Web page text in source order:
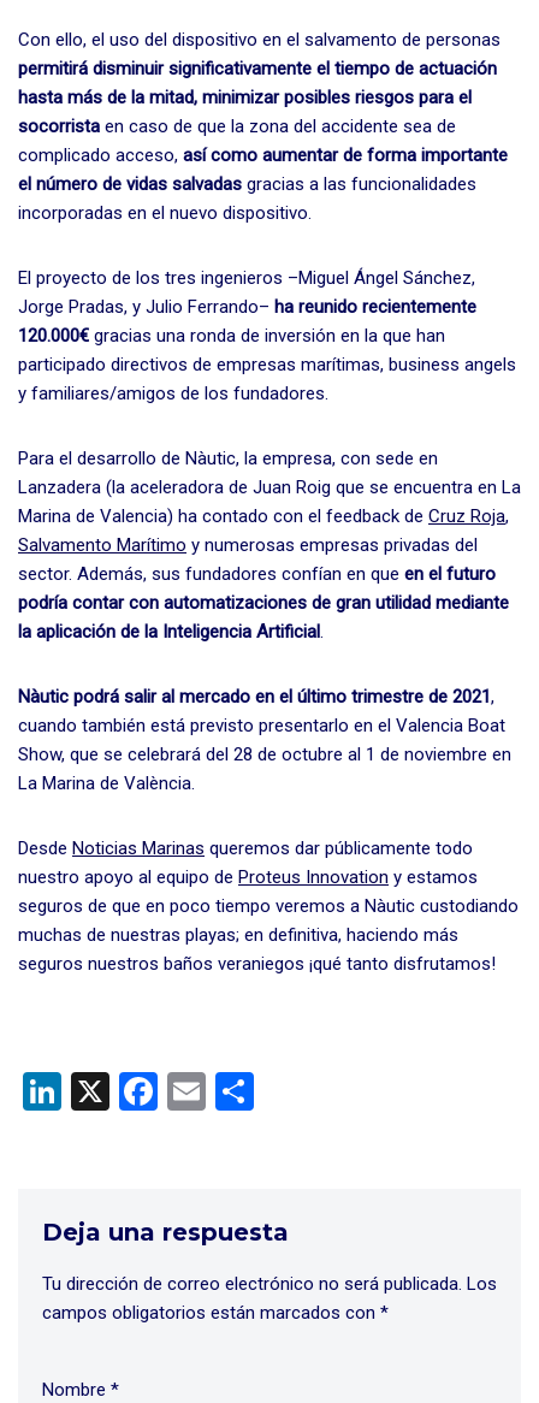
Con ello, el uso del dispositivo en el salvamento de personas
permitirá disminuir significativamente el tiempo de actuación
hasta más de la mitad, minimizar posibles riesgos para el
socorrista en caso de que la zona del accidente sea de
complicado acceso, así como aumentar de forma importante
el número de vidas salvadas gracias a las funcionalidades
incorporadas en el nuevo dispositivo.
El proyecto de los tres ingenieros –Miguel Ángel Sánchez,
Jorge Pradas, y Julio Ferrando– ha reunido recientemente
120.000€ gracias una ronda de inversión en la que han
participado directivos de empresas marítimas, business angels
y familiares/amigos de los fundadores.
Para el desarrollo de Nàutic, la empresa, con sede en
Lanzadera (la aceleradora de Juan Roig que se encuentra en La
Marina de Valencia) ha contado con el feedback de Cruz Roja,
Salvamento Marítimo y numerosas empresas privadas del
sector. Además, sus fundadores confían en que en el futuro
podría contar con automatizaciones de gran utilidad mediante
la aplicación de la Inteligencia Artificial.
Nàutic podrá salir al mercado en el último trimestre de 2021,
cuando también está previsto presentarlo en el Valencia Boat
Show, que se celebrará del 28 de octubre al 1 de noviembre en
La Marina de València.
Desde Noticias Marinas queremos dar públicamente todo
nuestro apoyo al equipo de Proteus Innovation y estamos
seguros de que en poco tiempo veremos a Nàutic custodiando
muchas de nuestras playas; en definitiva, haciendo más
seguros nuestros baños veraniegos ¡qué tanto disfrutamos!
Li
n
X
F
o
o
k
E
ar
tir
Deja una respuesta
Tu dirección de correo electrónico no será publicada. Los
campos obligatorios están marcados con *
Nombre *